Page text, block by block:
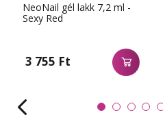
NeoNail gél lakk 7,2 ml -
Sexy Red
3 755 Ft